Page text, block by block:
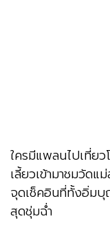
ใครมีแพลนไปเที่ย
เลี้ยวเข้ามาชมวัด
จุดเช็คอินที่ทั้งอิ่มบุ
สุดชุ่มฉ่ำ